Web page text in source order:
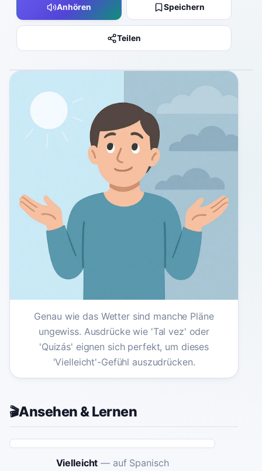
Anhören Speichern
Teilen
Genau wie das Wetter sind manche Pläne
ungewiss. Ausdrücke wie 'Tal vez' oder
'Quizás' eignen sich perfekt, um dieses
'Vielleicht'-Gefühl auszudrücken.
🎬Ansehen & Lernen
Vielleicht — auf Spanisch